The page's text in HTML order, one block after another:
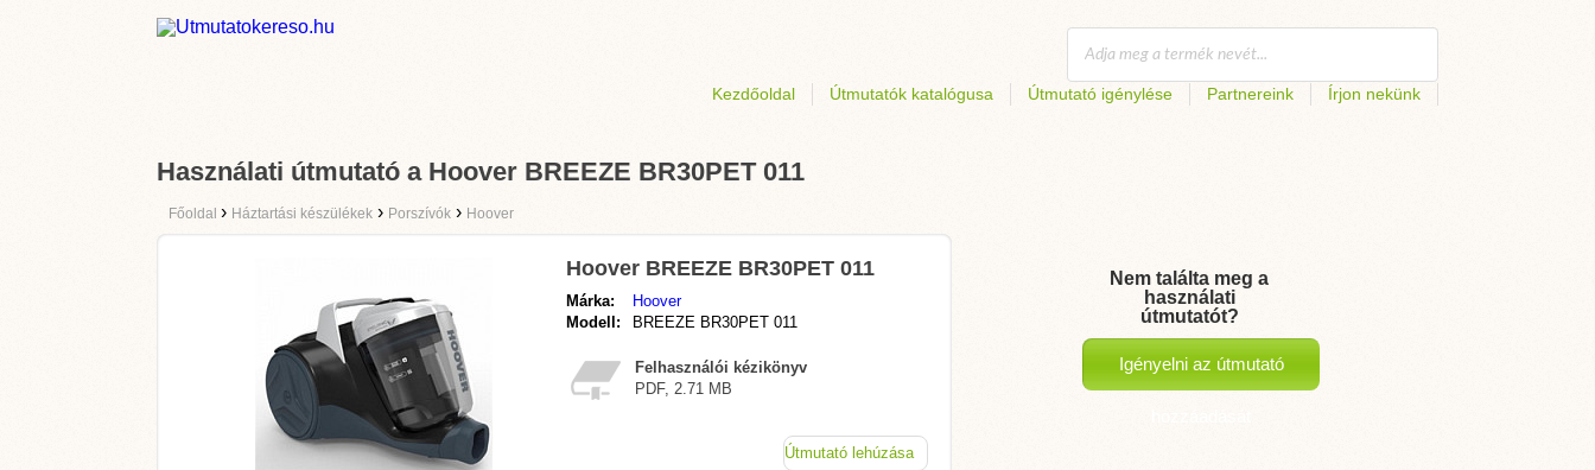
Kezdőoldal Útmutatók katalógusa Útmutató igénylése Partnereink Írjon nekünk
Használati útmutató a Hoover BREEZE BR30PET 011
Főoldal › Háztartási készülékek › Porszívók › Hoover
Hoover BREEZE BR30PET 011
Márka:
Hoover
Modell:
BREEZE BR30PET 011
Felhasználói kézikönyv
PDF, 2.71 MB
Útmutató lehúzása
Nem találta meg a
használati
útmutatót?
Igényelni az útmutató